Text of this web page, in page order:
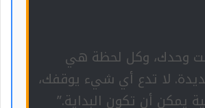
وحدك، وكل لحظة هي
لا تدع أي شيء يوقفك،
يمكن أن تكون البداية.”